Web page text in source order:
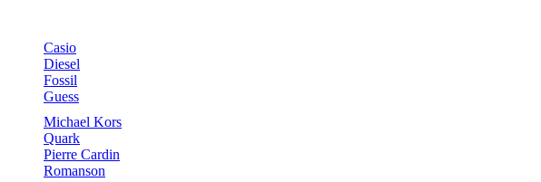
Casio
Diesel
Fossil
Guess
Michael Kors
Quark
Pierre Cardin
Romanson